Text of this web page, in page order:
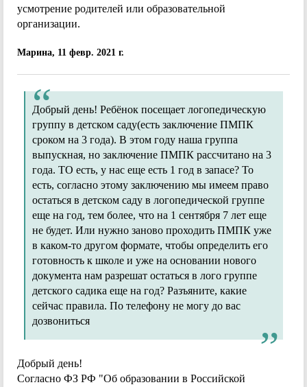
усмотрение родителей или образовательной
организации.
Марина, 11 февр. 2021 г.
Добрый день! Ребёнок посещает логопедическую
группу в детском саду(есть заключение ПМПК
сроком на 3 года). В этом году наша группа
выпускная, но заключение ПМПК рассчитано на 3
года. ТО есть, у нас еще есть 1 год в запасе? То
есть, согласно этому заключению мы имеем право
остаться в детском саду в логопедической группе
еще на год, тем более, что на 1 сентября 7 лет еще
не будет. Или нужно заново проходить ПМПК уже
в каком-то другом формате, чтобы определить его
готовность к школе и уже на основании нового
документа нам разрешат остаться в лого группе
детского садика еще на год? Разъяните, какие
сейчас правила. По телефону не могу до вас
дозвониться
Добрый день!
Согласно ФЗ РФ "Об образовании в Российской